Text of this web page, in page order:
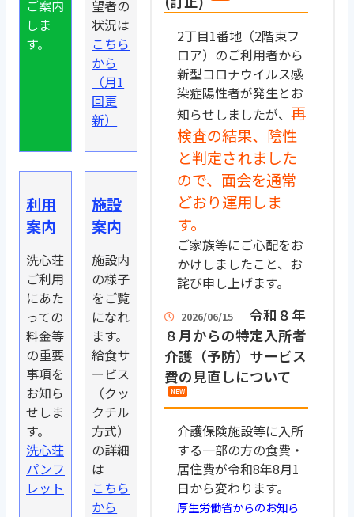
ご案内
しま
す。
望者の
状況は
こちら
から
（月1
回更
新）
利用
案内
洗心荘
ご利用
にあた
っての
料金等
の重要
事項を
お知ら
せしま
す。
洗心荘
パンフ
レット
施設
案内
施設内
の様子
をご覧
になれ
ます。
給食サ
ービス
（クッ
クチル
方式）
の詳細
は
こちら
から
2丁目1番地（2階東フ
ロア）のご利用者から
新型コロナウイルス感
染症陽性者が発生とお
知らせしましたが、再
検査の結果、陰性
と判定されました
ので、面会を通常
どおり運用しま
す。
ご家族等にご心配をお
かけしましたこと、お
詫び申し上げます。
2026/06/15
令和８年
８月からの特定入所者
介護（予防）サービス
費の見直しについて
介護保険施設等に入所
する一部の方の食費・
居住費が令和8年8月1
日から変わります。
厚生労働省からのお知ら